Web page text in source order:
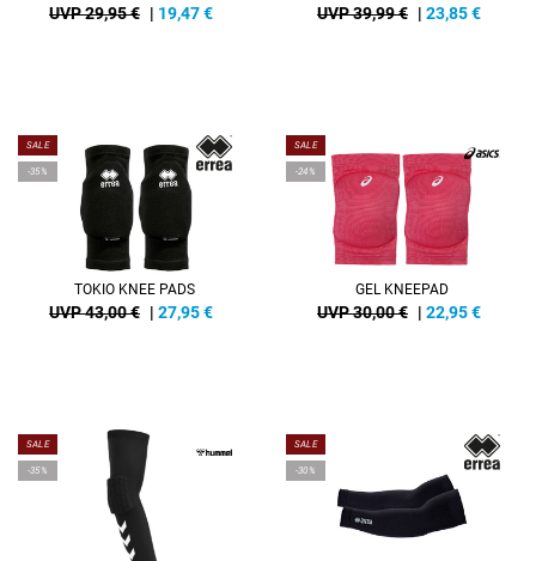
UVP 29,95 € | 19,47€ UVP 39,99 € | 23,85€
SALE
-35%
TOKIO KNEE PADS
UVP 43,00 € | 27,95€
SALE
-24%
GEL KNEEPAD
UVP 30,00 € | 22,95€
SALE
-35%
SALE
-30%